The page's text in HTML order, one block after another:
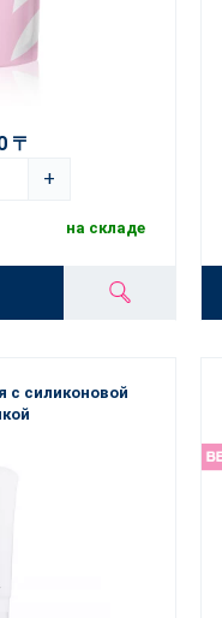
〒
+
на складе
с силиконовой